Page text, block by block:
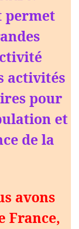
permet
activités
pour
et
de la
avons
France,